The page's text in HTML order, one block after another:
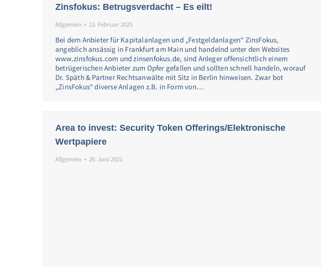
Zinsfokus: Betrugsverdacht – Es eilt!
Allgemein 23. Februar 2025
Bei dem Anbieter für Kapitalanlagen und „Festgeldanlagen“ ZinsFokus,
angeblich ansässig in Frankfurt am Main und handelnd unter den Websites
www.zinsfokus.com und zinsenfokus.de, sind Anleger offensichtlich einem
betrügerischen Anbieter zum Opfer gefallen und sollten schnell handeln, worauf
Dr. Späth & Partner Rechtsanwälte mit Sitz in Berlin hinweisen. Zwar bot
„ZinsFokus“ diverse Anlagen z.B. in Form von…
Area to invest: Security Token Offerings/Elektronische
Wertpapiere
Allgemein 26. Juni 2021